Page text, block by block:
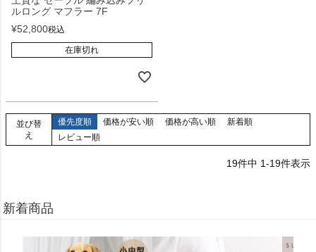
ルロング マフラー 7F
¥52,800税込
在庫切れ
並び替
え
優先度順 価格が安い順 価格が高い順
新着順
レビュー順
19件中 1-19件表示
新着商品